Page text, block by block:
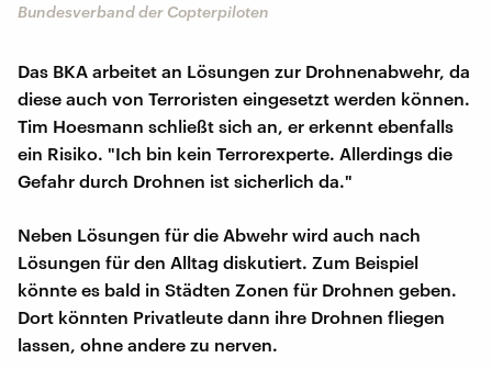
Bundesverband der Copterpiloten
Das BKA arbeitet an Lösungen zur Drohnenabwehr, da
diese auch von Terroristen eingesetzt werden können.
Tim Hoesmann schließt sich an, er erkennt ebenfalls
ein Risiko. "Ich bin kein Terrorexperte. Allerdings die
Gefahr durch Drohnen ist sicherlich da."
Neben Lösungen für die Abwehr wird auch nach
Lösungen für den Alltag diskutiert. Zum Beispiel
könnte es bald in Städten Zonen für Drohnen geben.
Dort könnten Privatleute dann ihre Drohnen fliegen
lassen, ohne andere zu nerven.